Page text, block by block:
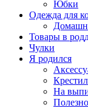
Юбки
Одежда для
Товары в
Чулки
Я родился
На